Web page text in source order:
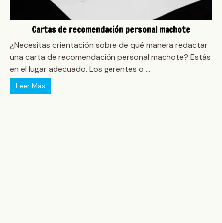
Cartas de recomendación personal machote
¿Necesitas orientación sobre de qué manera redactar
una carta de recomendación personal machote? Estás
en el lugar adecuado. Los gerentes o ...
Leer Más